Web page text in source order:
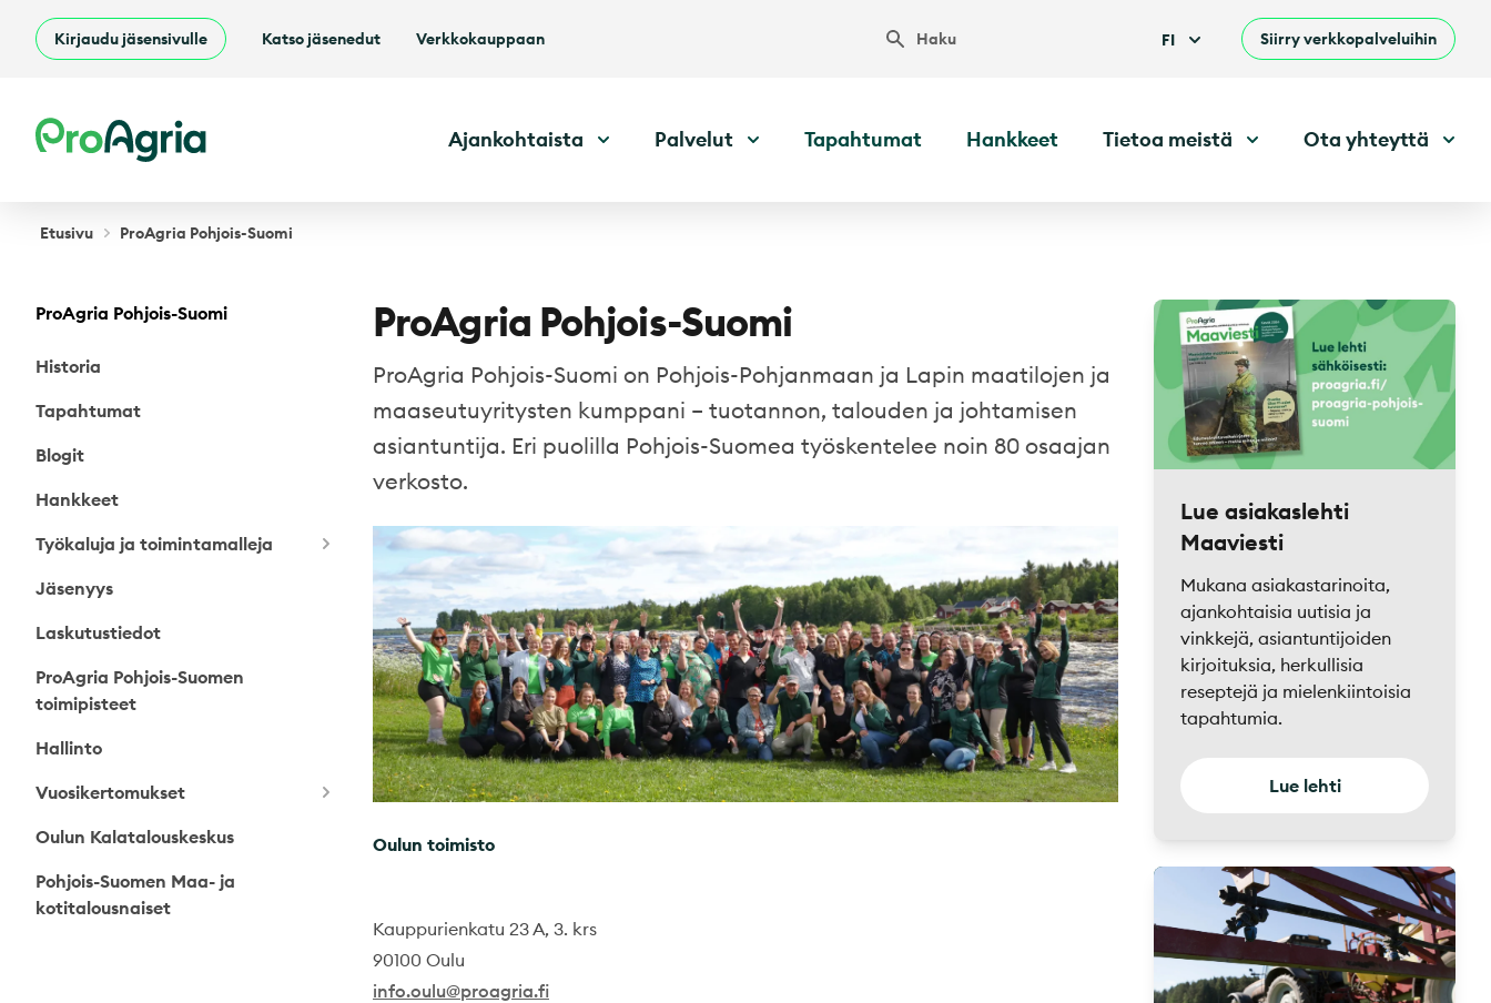
Kirjaudu jäsensivulle Katso jäsenedut Verkkokauppaan Haku FI Siirry verkkopalveluihin
ProAgria Ajankohtaista Palvelut Tapahtumat Hankkeet Tietoa meistä Ota yhteyttä
Etusivu ProAgria Pohjois-Suomi
ProAgria Pohjois-Suomi
Historia
Tapahtumat
Blogit
Hankkeet
Työkaluja ja toimintamalleja
Jäsenyys
Laskutustiedot
ProAgria Pohjois-Suomen
toimipisteet
Hallinto
Vuosikertomukset
Oulun Kalatalouskeskus
Pohjois-Suomen Maa- ja
kotitalousnaiset
ProAgria Pohjois-Suomi
ProAgria Pohjois-Suomi on Pohjois-Pohjanmaan ja Lapin maatilojen ja
maaseutuyritysten kumppani – tuotannon, talouden ja johtamisen
asiantuntija. Eri puolilla Pohjois-Suomea työskentelee noin 80 osaajan
verkosto.
Oulun toimisto
Kauppurienkatu 23 A, 3. krs
90100 Oulu
info.oulu@proagria.fi
Lue asiakaslehti
Maaviesti
Mukana asiakastarinoita,
ajankohtaisia uutisia ja
vinkkejä, asiantuntijoiden
kirjoituksia, herkullisia
reseptejä ja mielenkiintoisia
tapahtumia.
Lue lehti